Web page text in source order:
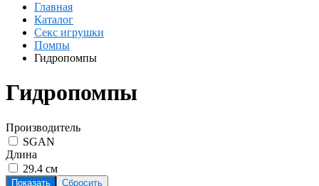
Главная
Каталог
Секс игрушки
Помпы
Гидропомпы
Гидропомпы
Производитель
SGAN
Длина
29.4 см